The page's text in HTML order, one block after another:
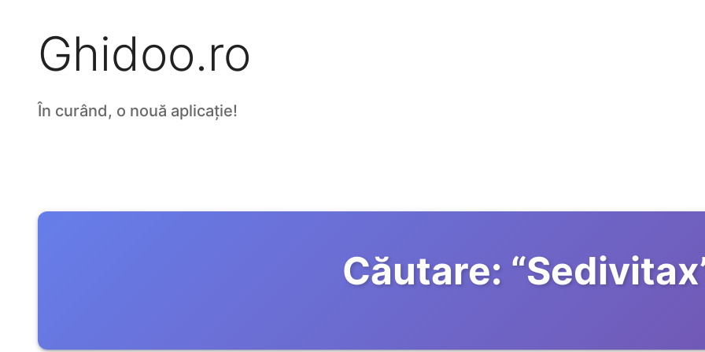
Ghidoo.ro
În curând, o nouă aplicație!
Căutare: “Sedivitax